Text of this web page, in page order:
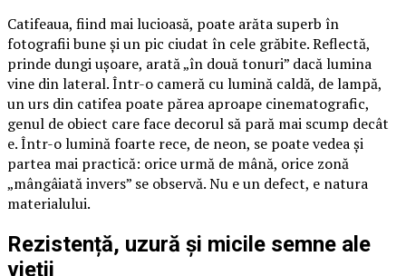
Catifeaua, fiind mai lucioasă, poate arăta superb în
fotografii bune și un pic ciudat în cele grăbite. Reflectă,
prinde dungi ușoare, arată „în două tonuri” dacă lumina
vine din lateral. Într-o cameră cu lumină caldă, de lampă,
un urs din catifea poate părea aproape cinematografic,
genul de obiect care face decorul să pară mai scump decât
e. Într-o lumină foarte rece, de neon, se poate vedea și
partea mai practică: orice urmă de mână, orice zonă
„mângâiată invers” se observă. Nu e un defect, e natura
materialului.
Rezistență, uzură și micile semne ale
vieții